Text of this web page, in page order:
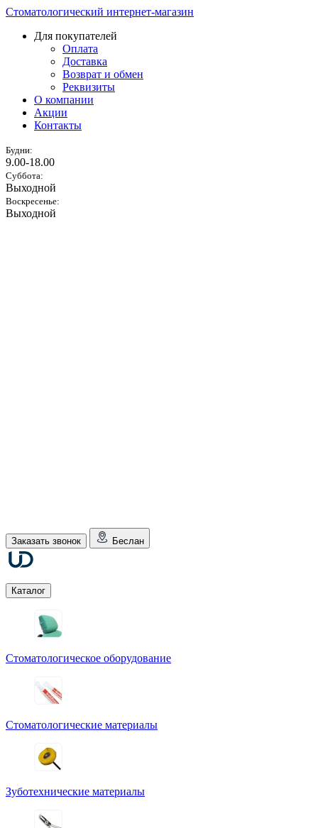
Стоматологический интернет-магазин
Для покупателей
Оплата
Доставка
Возврат и обмен
Реквизиты
О компании
Акции
Контакты
Будни:
9.00-18.00
Суббота:
Выходной
Воскресенье:
Выходной
Заказать звонок Беслан
Каталог
Стоматологическое оборудование
Стоматологические материалы
Зуботехнические материалы